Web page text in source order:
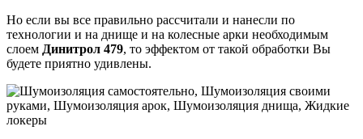
Но если вы все правильно рассчитали и нанесли по
технологии и на днище и на колесные арки необходимым
слоем Динитрол 479, то эффектом от такой обработки Вы
будете приятно удивлены.